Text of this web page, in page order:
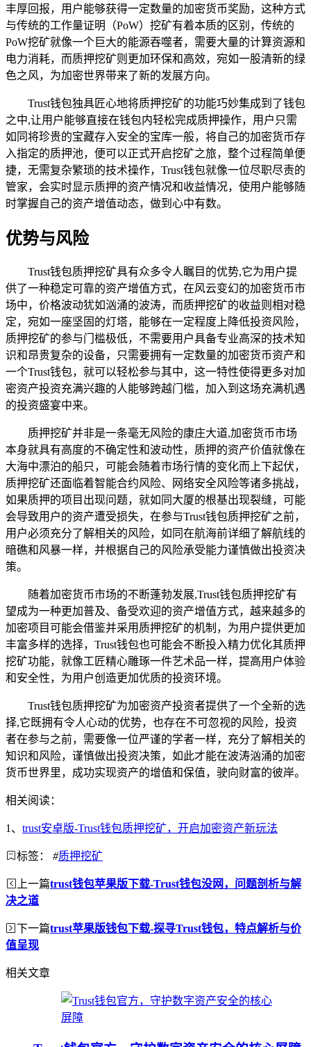
丰厚回报，用户能够获得一定数量的加密货币奖励，这种方式
与传统的工作量证明（PoW）挖矿有着本质的区别，传统的
PoW挖矿就像一个巨大的能源吞噬者，需要大量的计算资源和
电力消耗，而质押挖矿则更加环保和高效，宛如一股清新的绿
色之风，为加密世界带来了新的发展方向。
Trust钱包独具匠心地将质押挖矿的功能巧妙集成到了钱包
之中,让用户能够直接在钱包内轻松完成质押操作，用户只需
如同将珍贵的宝藏存入安全的宝库一般，将自己的加密货币存
入指定的质押池，便可以正式开启挖矿之旅，整个过程简单便
捷，无需复杂繁琐的技术操作，Trust钱包就像一位尽职尽责的
管家，会实时显示质押的资产情况和收益情况，使用户能够随
时掌握自己的资产增值动态，做到心中有数。
优势与风险
Trust钱包质押挖矿具有众多令人瞩目的优势,它为用户提
供了一种稳定可靠的资产增值方式，在风云变幻的加密货币市
场中，价格波动犹如汹涌的波涛，而质押挖矿的收益则相对稳
定，宛如一座坚固的灯塔，能够在一定程度上降低投资风险，
质押挖矿的参与门槛极低，不需要用户具备专业高深的技术知
识和昂贵复杂的设备，只需要拥有一定数量的加密货币资产和
一个Trust钱包，就可以轻松参与其中，这一特性使得更多对加
密资产投资充满兴趣的人能够跨越门槛，加入到这场充满机遇
的投资盛宴中来。
质押挖矿并非是一条毫无风险的康庄大道,加密货币市场
本身就具有高度的不确定性和波动性，质押的资产价值就像在
大海中漂泊的船只，可能会随着市场行情的变化而上下起伏，
质押挖矿还面临着智能合约风险、网络安全风险等诸多挑战，
如果质押的项目出现问题，就如同大厦的根基出现裂缝，可能
会导致用户的资产遭受损失，在参与Trust钱包质押挖矿之前，
用户必须充分了解相关的风险，如同在航海前详细了解航线的
暗礁和风暴一样，并根据自己的风险承受能力谨慎做出投资决
策。
随着加密货币市场的不断蓬勃发展,Trust钱包质押挖矿有
望成为一种更加普及、备受欢迎的资产增值方式，越来越多的
加密项目可能会借鉴并采用质押挖矿的机制，为用户提供更加
丰富多样的选择，Trust钱包也可能会不断投入精力优化其质押
挖矿功能，就像工匠精心雕琢一件艺术品一样，提高用户体验
和安全性，为用户创造更加优质的投资环境。
Trust钱包质押挖矿为加密资产投资者提供了一个全新的选
择,它既拥有令人心动的优势，也存在不可忽视的风险，投资
者在参与之前，需要像一位严谨的学者一样，充分了解相关的
知识和风险，谨慎做出投资决策，如此才能在波涛汹涌的加密
货币世界里，成功实现资产的增值和保值，驶向财富的彼岸。
相关阅读：
1、 trust安卓版-Trust钱包质押挖矿，开启加密资产新玩法
标签： #质押挖矿
上一篇trust钱包苹果版下载-Trust钱包没网，问题剖析与解
决之道
下一篇trust苹果版钱包下载-探寻Trust钱包，特点解析与价
值呈现
相关文章